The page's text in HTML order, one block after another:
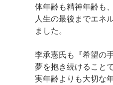
体年齢も精神年齢も
人生の最後までエネ
ました。
李承憲氏も『希望の
夢を抱き続けること
実年齢よりも大切な